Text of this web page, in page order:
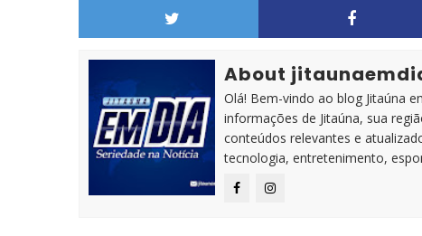
About
Olá! Bem-vindo ao blog Jitaúna
informações de Jitaúna, sua
conteúdos relevantes e
tecnologia, entretenimento,